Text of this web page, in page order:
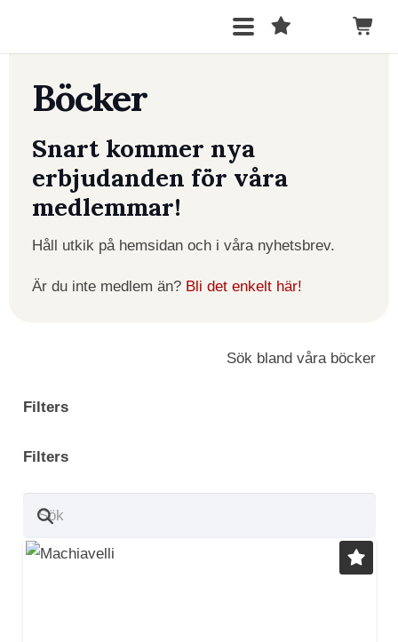
Böcker
Snart kommer nya
erbjudanden för våra
medlemmar!
Håll utkik på hemsidan och i våra nyhetsbrev.
Är du inte medlem än? Bli det enkelt här!
Sök bland våra böcker
Filters
Filters